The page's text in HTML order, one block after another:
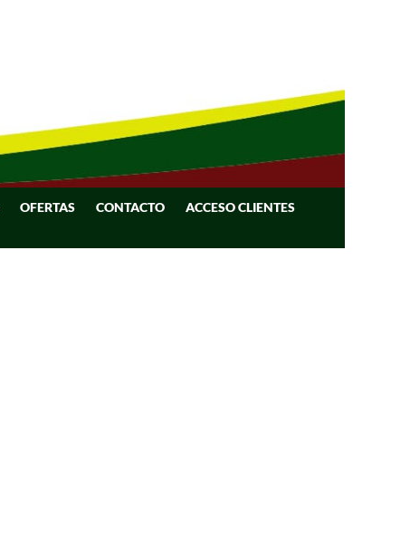
OFERTAS CONTACTO ACCESO CLIENTES